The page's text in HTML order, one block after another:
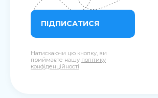
ПІДПИСАТИСЯ
Натискаючи цю кнопку, ви
приймаєте нашу політику
конфіденційності